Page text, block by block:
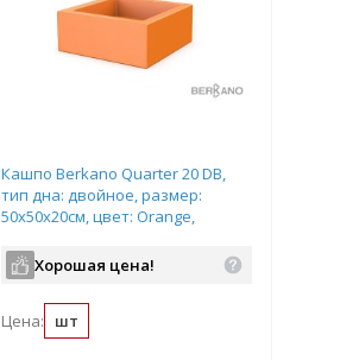
Кашпо Berkano Quarter 20 DB,
тип дна: двойное, размер:
50x50x20см, цвет: Orange,
Хорошая цена!
Цена: шт